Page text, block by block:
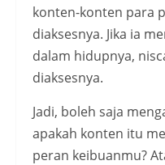
konten-konten para
diaksesnya. Jika ia
dalam hidupnya,
diaksesnya.
Jadi, boleh saja
apakah konten itu
peran keibuanmu?